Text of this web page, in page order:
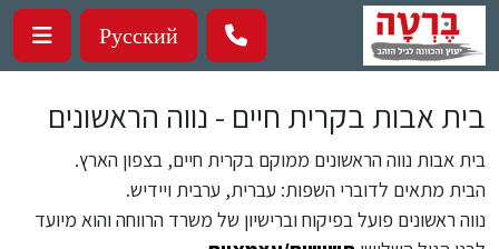
דילוג לתוכן העיקרי
Русский
בית אבות בקרית חיים - נווה הראשונים
בית אבות נווה הראשונים ממוקם בקרית חיים, בצפון הארץ.
הבית מתאים לדוברי השפות: עברית, ערבית ויידיש.
נווה ראשונים פועל בפיקוח וברישיון של משרד הרווחה והוא מיועד